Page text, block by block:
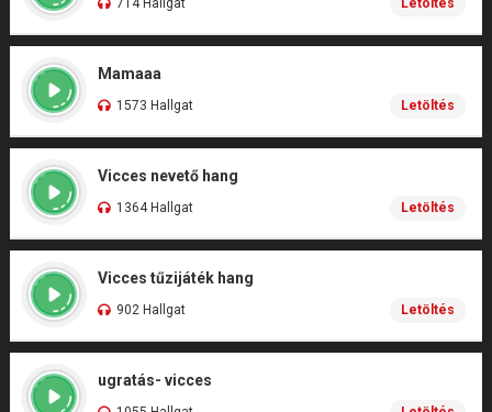
714 Hallgat Letöltés
Mamaaa
1573 Hallgat Letöltés
Vicces nevető hang
1364 Hallgat Letöltés
Vicces tűzijáték hang
902 Hallgat Letöltés
ugratás- vicces